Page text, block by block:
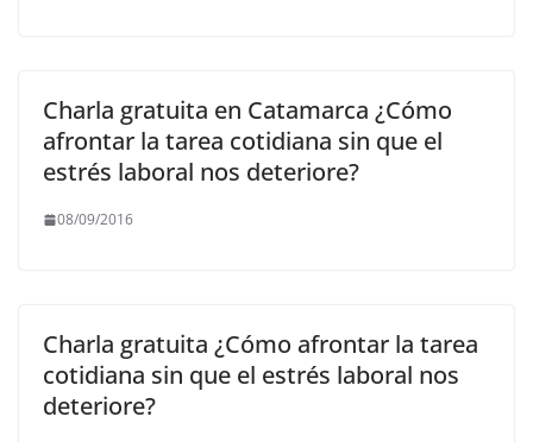
Charla gratuita en Catamarca ¿Cómo
afrontar la tarea cotidiana sin que el
estrés laboral nos deteriore?
08/09/2016
Charla gratuita ¿Cómo afrontar la tarea
cotidiana sin que el estrés laboral nos
deteriore?